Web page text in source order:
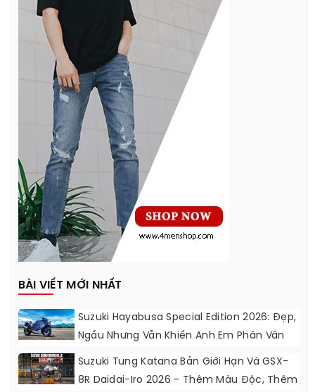
BÀI VIẾT MỚI NHẤT
Suzuki Hayabusa Special Edition 2026: Đẹp,
Ngầu Nhưng Vẫn Khiến Anh Em Phân Vân
Suzuki Tung Katana Bản Giới Hạn Và GSX-
8R Daidai-Iro 2026 - Thêm Màu Độc, Thêm